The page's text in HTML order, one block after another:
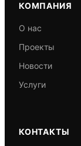
КОМПАНИЯ
О нас
Проекты
Новости
Услуги
КОНТАКТЫ